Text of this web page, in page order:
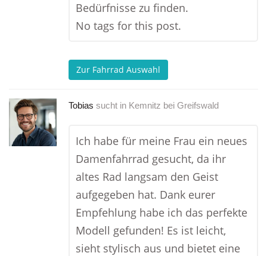
Bedürfnisse zu finden.
No tags for this post.
Zur Fahrrad Auswahl
Tobias sucht in Kemnitz bei Greifswald
Ich habe für meine Frau ein neues
Damenfahrrad gesucht, da ihr
altes Rad langsam den Geist
aufgegeben hat. Dank eurer
Empfehlung habe ich das perfekte
Modell gefunden! Es ist leicht,
sieht stylisch aus und bietet eine